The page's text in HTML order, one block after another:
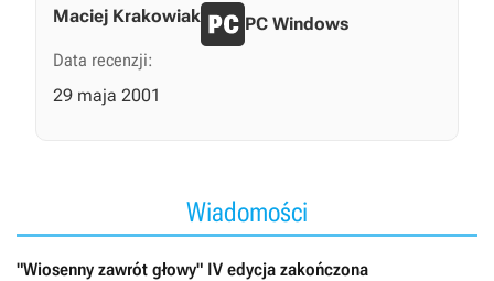
Maciej Krakowiak
PC Windows
Data recenzji:
29 maja 2001
Wiadomości
"Wiosenny zawrót głowy" IV edycja zakończona